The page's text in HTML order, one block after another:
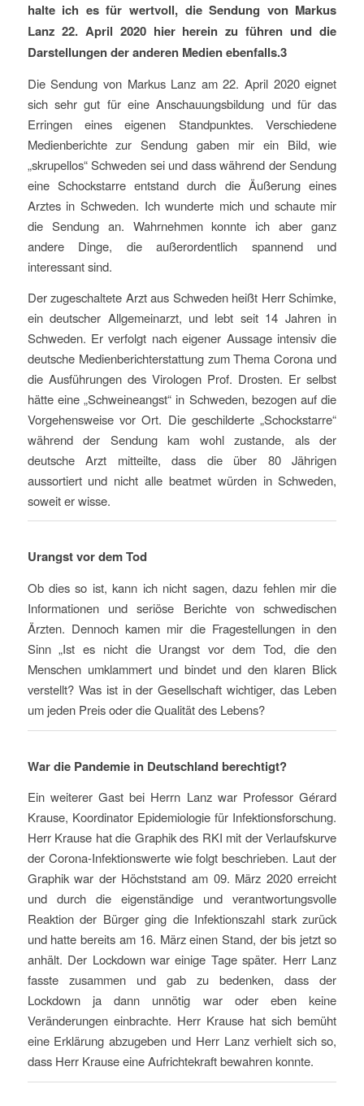
halte ich es für wertvoll, die Sendung von Markus
Lanz 22. April 2020 hier herein zu führen und die
Darstellungen der anderen Medien ebenfalls.3
Die Sendung von Markus Lanz am 22. April 2020 eignet
sich sehr gut für eine Anschauungsbildung und für das
Erringen eines eigenen Standpunktes. Verschiedene
Medienberichte zur Sendung gaben mir ein Bild, wie
„skrupellos“ Schweden sei und dass während der Sendung
eine Schockstarre entstand durch die Äußerung eines
Arztes in Schweden. Ich wunderte mich und schaute mir
die Sendung an. Wahrnehmen konnte ich aber ganz
andere Dinge, die außerordentlich spannend und
interessant sind.
Der zugeschaltete Arzt aus Schweden heißt Herr Schimke,
ein deutscher Allgemeinarzt, und lebt seit 14 Jahren in
Schweden. Er verfolgt nach eigener Aussage intensiv die
deutsche Medienberichterstattung zum Thema Corona und
die Ausführungen des Virologen Prof. Drosten. Er selbst
hätte eine „Schweineangst“ in Schweden, bezogen auf die
Vorgehensweise vor Ort. Die geschilderte „Schockstarre“
während der Sendung kam wohl zustande, als der
deutsche Arzt mitteilte, dass die über 80 Jährigen
aussortiert und nicht alle beatmet würden in Schweden,
soweit er wisse.
Urangst vor dem Tod
Ob dies so ist, kann ich nicht sagen, dazu fehlen mir die
Informationen und seriöse Berichte von schwedischen
Ärzten. Dennoch kamen mir die Fragestellungen in den
Sinn „Ist es nicht die Urangst vor dem Tod, die den
Menschen umklammert und bindet und den klaren Blick
verstellt? Was ist in der Gesellschaft wichtiger, das Leben
um jeden Preis oder die Qualität des Lebens?
War die Pandemie in Deutschland berechtigt?
Ein weiterer Gast bei Herrn Lanz war Professor Gérard
Krause, Koordinator Epidemiologie für Infektionsforschung.
Herr Krause hat die Graphik des RKI mit der Verlaufskurve
der Corona-Infektionswerte wie folgt beschrieben. Laut der
Graphik war der Höchststand am 09. März 2020 erreicht
und durch die eigenständige und verantwortungsvolle
Reaktion der Bürger ging die Infektionszahl stark zurück
und hatte bereits am 16. März einen Stand, der bis jetzt so
anhält. Der Lockdown war einige Tage später. Herr Lanz
fasste zusammen und gab zu bedenken, dass der
Lockdown ja dann unnötig war oder eben keine
Veränderungen einbrachte. Herr Krause hat sich bemüht
eine Erklärung abzugeben und Herr Lanz verhielt sich so,
dass Herr Krause eine Aufrichtekraft bewahren konnte.